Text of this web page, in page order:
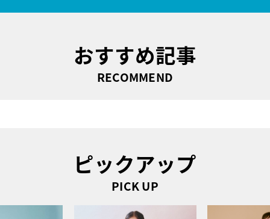
おすすめ記事
RECOMMEND
ピックアップ
PICK UP